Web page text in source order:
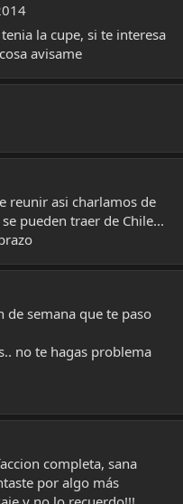
la cupe, si te interesa
avisame
reunir asi charlamos de
pueden traer de Chile...
de semana que te paso
no te hagas problema
completa, sana
por algo más